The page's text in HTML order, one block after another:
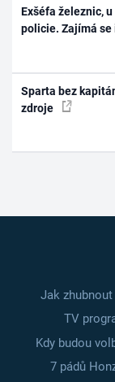
Exšéfa železnic,
policie. Zajímá se
Sparta bez
zdroje
Jak zhubnout
TV
Kdy budou
7 pádů